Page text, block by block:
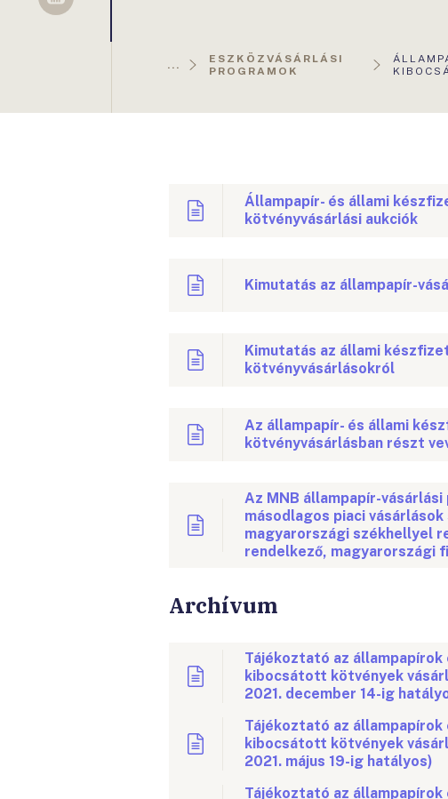
Sellsy
...
ESZKÖZVÁSÁRLÁSI
PROGRAMOK
OLDAL:
Állampapír- és állami
kötvényvásárlási aukciók
Kimutatás az állampapír-
Kimutatás az állami
kötvényvásárlásokról
Az állampapír- és állami
kötvényvásárlásban részt
Az MNB állampapír-
másodlagos piaci
magyarországi székhellyel
rendelkező, magyarországi
Archívum
Tájékoztató az
kibocsátott kötvények
2021. december 14-ig
Tájékoztató az
kibocsátott kötvények
2021. május 19-ig hatályos)
Tájékoztató az